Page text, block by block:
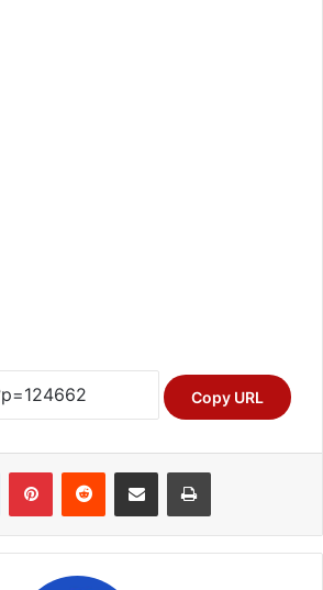
Copy URL
LinkedInPinterestReddit Share via Email Print